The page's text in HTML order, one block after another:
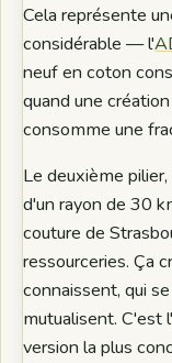
Cela représente
considérable — l'
neuf en coton
quand une
consomme une
Le deuxième
d'un rayon de 30
couture de
ressourceries. Ça
connaissent, qui
mutualisent. C'est
version la plus